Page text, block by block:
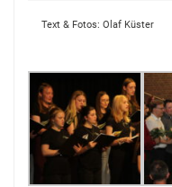
Aufs Mathe-
Gemeinsam „Lernen
Soziales Lernen
Methodentraining
Text & Fotos: Olaf Küster